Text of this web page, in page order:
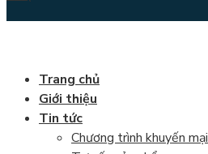
Trang chủ
Giới thiệu
Tin tức
Chương trình khuyến mại